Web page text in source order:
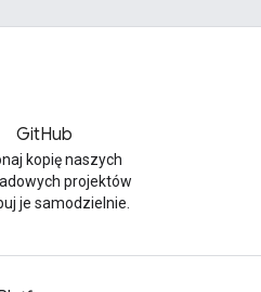
GitHub
kopię naszych
projektów
je samodzielnie.